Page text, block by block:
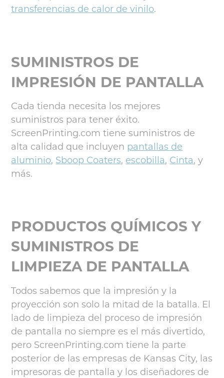
transferencias de calor de vinilo.
SUMINISTROS DE
IMPRESIÓN DE PANTALLA
Cada tienda necesita los mejores
suministros para tener éxito.
ScreenPrinting.com tiene suministros de
alta calidad que incluyen pantallas de
aluminio, Sboop Coaters, escobilla, Cinta, y
más.
PRODUCTOS QUÍMICOS Y
SUMINISTROS DE
LIMPIEZA DE PANTALLA
Todos sabemos que la impresión y la
proyección son solo la mitad de la batalla. El
lado de limpieza del proceso de impresión
de pantalla no siempre es el más divertido,
pero ScreenPrinting.com tiene la parte
posterior de las empresas de Kansas City, las
impresoras de pantalla y los diseñadores de